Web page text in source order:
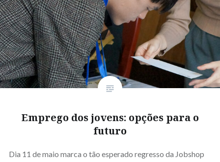
Emprego dos jovens: opções para o
futuro
Dia 11 de maio marca o tão esperado regresso da Jobshop